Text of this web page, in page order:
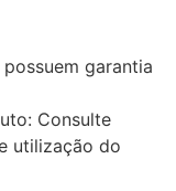
garantia
Consulte
utilização do